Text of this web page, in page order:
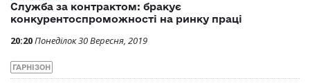
Служба за контрактом: бракує
конкурентоспроможності на ринку праці
20:20Понеділок 30 Вересня, 2019
ГАРНІЗОН